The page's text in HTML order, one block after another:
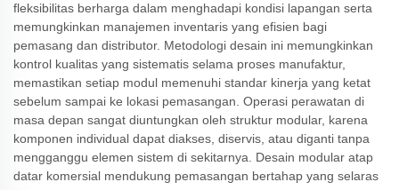
fleksibilitas berharga dalam menghadapi kondisi lapangan serta
memungkinkan manajemen inventaris yang efisien bagi
pemasang dan distributor. Metodologi desain ini memungkinkan
kontrol kualitas yang sistematis selama proses manufaktur,
memastikan setiap modul memenuhi standar kinerja yang ketat
sebelum sampai ke lokasi pemasangan. Operasi perawatan di
masa depan sangat diuntungkan oleh struktur modular, karena
komponen individual dapat diakses, diservis, atau diganti tanpa
mengganggu elemen sistem di sekitarnya. Desain modular atap
datar komersial mendukung pemasangan bertahap yang selaras